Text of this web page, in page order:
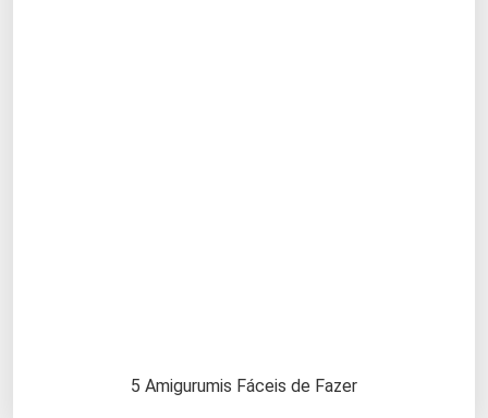
5 Amigurumis Fáceis de Fazer